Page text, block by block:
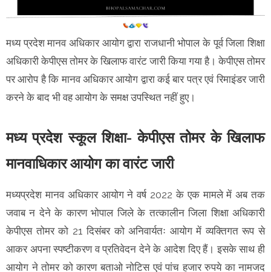
मध्य प्रदेश मानव अधिकार आयोग द्वारा राजधानी भोपाल के पूर्व जिला शिक्षा
अधिकारी केपीएस तोमर के खिलाफ वारंट जारी किया गया है। केपीएस तोमर
पर आरोप है कि मानव अधिकार आयोग द्वारा कई बार पत्र एवं रिमाइंडर जारी
करने के बाद भी वह आयोग के समक्ष उपस्थित नहीं हुए।
मध्य प्रदेश स्कूल शिक्षा- केपीएस तोमर के खिलाफ
मानवाधिकार आयोग का वारंट जारी
मध्यप्रदेश मानव अधिकार आयोग ने वर्ष 2022 के एक मामले में अब तक
जवाब न देने के कारण भोपाल जिले के तत्कालीन जिला शिक्षा अधिकारी
केपीएस तोमर को 21 दिसंबर को अनिवार्यतः आयोग में व्यक्तिगत रूप से
आकर अपना स्पष्टीकरण व प्रतिवेदन देने के आदेश दिए हैं। इसके साथ ही
आयोग ने तोमर को कारण बताओ नोटिस एवं पांच हजार रुपये का नामजद